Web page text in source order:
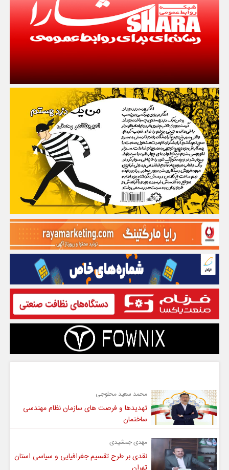
محمد سعید محلوجی
تهدیدها و فرصت های سازمان نظام مهندسی
ساختمان
مهدی جمشیدی
نقدی بر طرح تقسیم جغرافیایی و سیاسی استان